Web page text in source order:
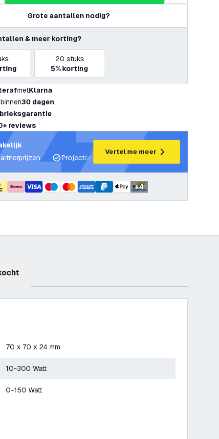
Grote aantallen nodig?
& meer korting?
20 stuks
5% korting
metKlarna
30 dagen
reviews
Projectondersteuning en lichtplannen
Vertel me meer
+4
70 x 70 x 24 mm
10-300 Watt
0-150 Watt